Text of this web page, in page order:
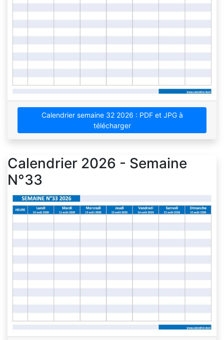
Calendrier semaine 32 2026 : PDF et JPG à
télécharger
Calendrier 2026 - Semaine
N°33